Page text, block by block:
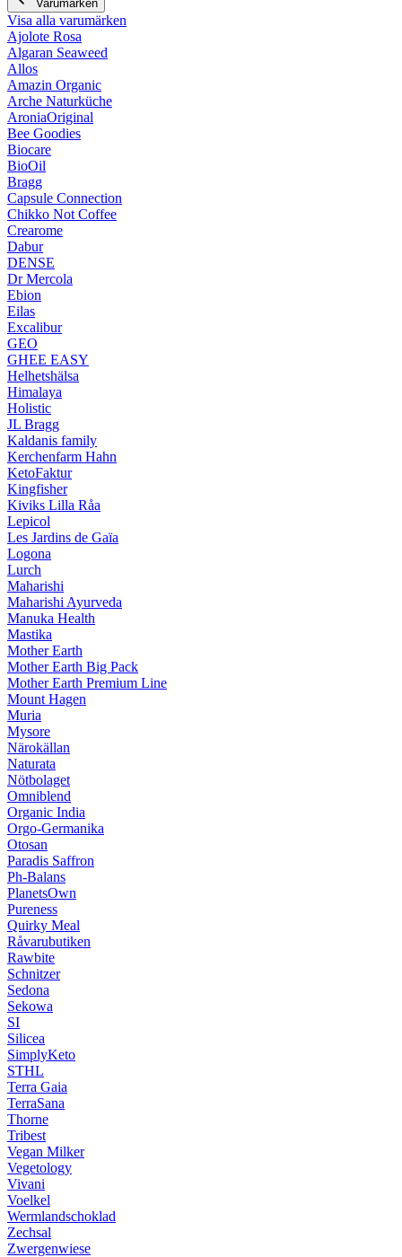
Varumärken
Visa alla varumärken
Ajolote Rosa
Algaran Seaweed
Allos
Amazin Organic
Arche Naturküche
AroniaOriginal
Bee Goodies
Biocare
BioOil
Bragg
Capsule Connection
Chikko Not Coffee
Crearome
Dabur
DENSE
Dr Mercola
Ebion
Eilas
Excalibur
GEO
GHEE EASY
Helhetshälsa
Himalaya
Holistic
JL Bragg
Kaldanis family
Kerchenfarm Hahn
KetoFaktur
Kingfisher
Kiviks Lilla Råa
Lepicol
Les Jardins de Gaïa
Logona
Lurch
Maharishi
Maharishi Ayurveda
Manuka Health
Mastika
Mother Earth
Mother Earth Big Pack
Mother Earth Premium Line
Mount Hagen
Muria
Mysore
Närokällan
Naturata
Nötbolaget
Omniblend
Organic India
Orgo-Germanika
Otosan
Paradis Saffron
Ph-Balans
PlanetsOwn
Pureness
Quirky Meal
Råvarubutiken
Rawbite
Schnitzer
Sedona
Sekowa
SI
Silicea
SimplyKeto
STHL
Terra Gaia
TerraSana
Thorne
Tribest
Vegan Milker
Vegetology
Vivani
Voelkel
Wermlandschoklad
Zechsal
Zwergenwiese